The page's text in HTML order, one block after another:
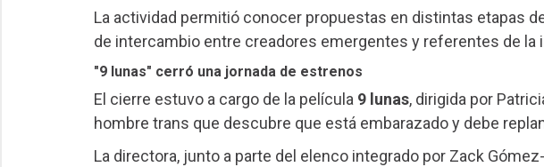
La actividad permitió conocer propuestas en distintas etapas
de intercambio entre creadores emergentes y referentes de la
"9 lunas" cerró una jornada de estrenos
El cierre estuvo a cargo de la película 9 lunas, dirigida por
hombre trans que descubre que está embarazado y debe
La directora, junto a parte del elenco integrado por Zack